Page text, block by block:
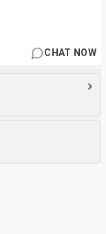
CHAT NOW